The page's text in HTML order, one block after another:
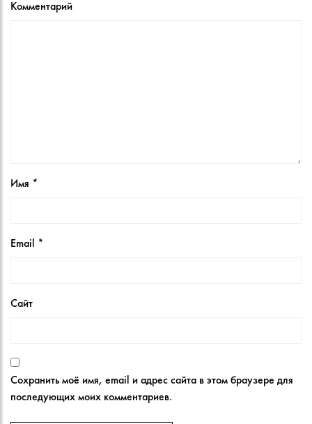
Комментарий
Имя *
Email *
Сайт
Сохранить моё имя, email и адрес сайта в этом браузере для
последующих моих комментариев.